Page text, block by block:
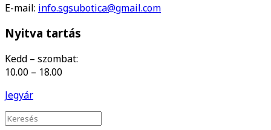
E-mail: info.sgsubotica@gmail.com
Nyitva tartás
Kedd – szombat:
10.00 – 18.00
Jegyár